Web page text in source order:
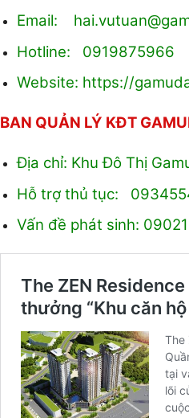
Email:
Hotline: 0919875966
Website: https://
BAN QUẢN LÝ KĐT
Địa chỉ: Khu Đô Thị
Hỗ trợ thủ tục:
Vấn đề phát sinh: